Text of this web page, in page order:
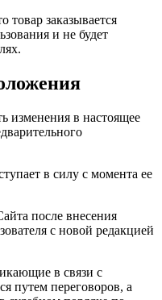
товар заказывается
и не будет
изменения в настоящее
в силу с момента ее
после внесения
с новой редакцией
в связи с
путем переговоров, а